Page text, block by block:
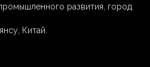
развития, город
Китай.